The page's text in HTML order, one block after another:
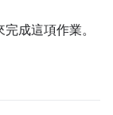
成這項作業。